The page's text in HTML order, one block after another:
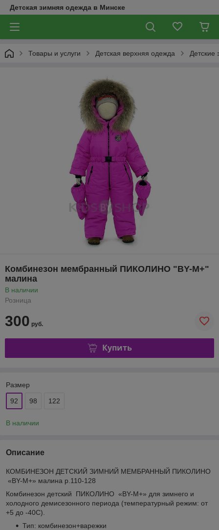
Детская зимняя одежда в Минске
Товары и услуги Детская верхняя одежда Детские
Комбинезон мембранный ПИКОЛИНО "BY-М+"
малина
В наличии
Розница
300 руб.
Купить
Размер
92 98 122
В наличии
Описание
КОМБИНЕЗОН ДЕТСКИЙ ЗИМНИЙ МЕМБРАННЫЙ ПИКОЛИНО
«BY-М+» малина р.110-128
Комбинезон детский ПИКОЛИНО «BY-М+» для зимнего и
холодного демисезонного периода (температурный режим: от
+5 до -40C).
Тип: комбинезон+варежки